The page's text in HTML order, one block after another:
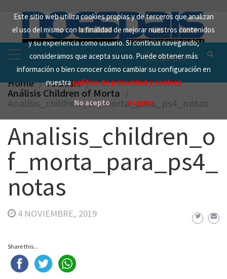
Este sitio web utiliza cookies propias y de terceros que analizan
el uso del mismo con la finalidad de mejorar nuestros contenidos
y su experiencia como usuario. Si continua navegando,
consideramos que acepta su uso. Puede obtener más
información o bien conocer cómo cambiar su configuración en
nuestrapolítica de privacidad y cookies
No acepto Acepto
content
Search
for:
Home Analisis
Análisis Children of Morta
Analisis_children_of_morta_para_ps4_notas
Analisis_children_o
f_morta_para_ps4_
notas
4 NOVIEMBRE, 2019
Share this...